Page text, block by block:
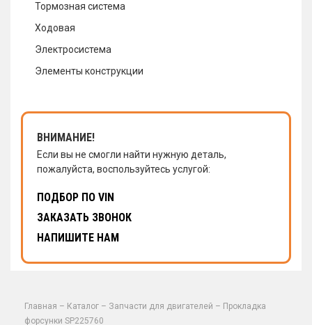
Тормозная система
Ходовая
Электросистема
Элементы конструкции
ВНИМАНИЕ!
Если вы не смогли найти нужную деталь,
пожалуйста, воспользуйтесь услугой:
ПОДБОР ПО VIN
ЗАКАЗАТЬ ЗВОНОК
НАПИШИТЕ НАМ
Главная – Каталог – Запчасти для двигателей – Прокладка
форсунки SP225760